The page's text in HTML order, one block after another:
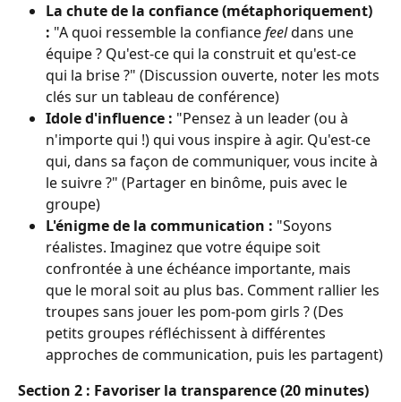
La chute de la confiance (métaphoriquement)
: "A quoi ressemble la confiance feel dans une
équipe ? Qu'est-ce qui la construit et qu'est-ce
qui la brise ?" (Discussion ouverte, noter les mots
clés sur un tableau de conférence)
Idole d'influence : "Pensez à un leader (ou à
n'importe qui !) qui vous inspire à agir. Qu'est-ce
qui, dans sa façon de communiquer, vous incite à
le suivre ?" (Partager en binôme, puis avec le
groupe)
L'énigme de la communication : "Soyons
réalistes. Imaginez que votre équipe soit
confrontée à une échéance importante, mais
que le moral soit au plus bas. Comment rallier les
troupes sans jouer les pom-pom girls ? (Des
petits groupes réfléchissent à différentes
approches de communication, puis les partagent)
Section 2 : Favoriser la transparence (20 minutes)